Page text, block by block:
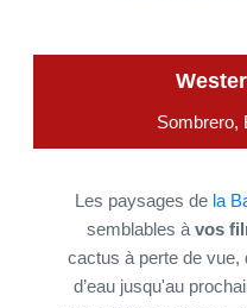
Sombrero,
Les paysages de la
semblables à vos
cactus à perte de vue,
d’eau jusqu'au